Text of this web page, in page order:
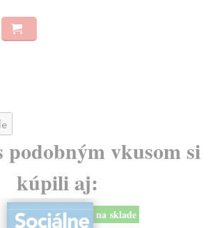
podobným vkusom si
kúpili aj:
na sklade